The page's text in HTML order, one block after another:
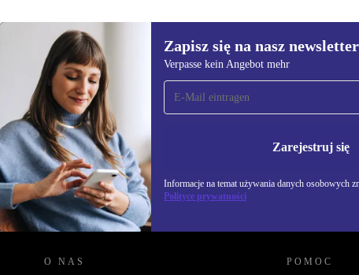
Zapisz się na nasz
Verpasse kein Angebot mehr
Zarejestruj się
Informacje na temat używania danych osobowych
Polityce prywatności
Zapisz się na nasz
newsletter!
Nie przegap żadnej oferty.
Informacje na temat
Polityce prywatności
REFURBED POLSKA - RETHINK NEW.
O NAS POMOC